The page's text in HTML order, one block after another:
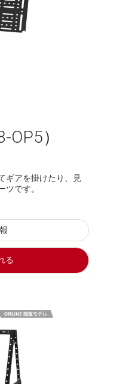
）
ギアを掛けたり、見
ツです。
る